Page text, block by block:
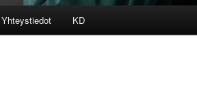
Yhteystiedot KD